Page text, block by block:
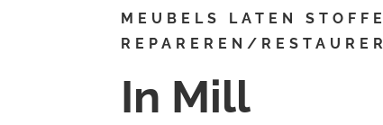
MEUBELS LATEN
REPAREREN/
In Mill